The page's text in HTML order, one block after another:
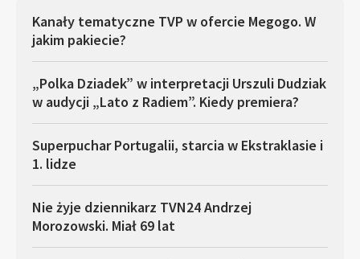
Kanały tematyczne TVP w ofercie Megogo. W
jakim pakiecie?
„Polka Dziadek” w interpretacji Urszuli Dudziak
w audycji „Lato z Radiem”. Kiedy premiera?
Superpuchar Portugalii, starcia w Ekstraklasie i
1. lidze
Nie żyje dziennikarz TVN24 Andrzej
Morozowski. Miał 69 lat